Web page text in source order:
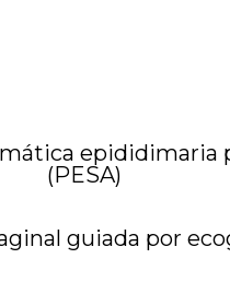
epididimaria
(PESA)
guiada por